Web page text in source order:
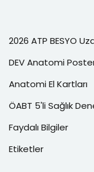
2026 ATP BESYO
DEV Anatomi
Anatomi El Kartları
ÖABT 5'li Sağlık
Faydalı Bilgiler
Etiketler